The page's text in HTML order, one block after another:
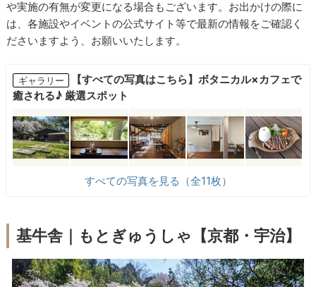
や実施の有無が変更になる場合もございます。お出かけの際に
は、各施設やイベントの公式サイト等で最新の情報をご確認く
ださいますよう、お願いいたします。
ギャラリー
【すべての写真はこちら】ボタニカル×カフェで
癒される♪ 厳選スポット
すべての写真を見る（全11枚）
基牛舎｜もとぎゅうしゃ【京都・宇治】